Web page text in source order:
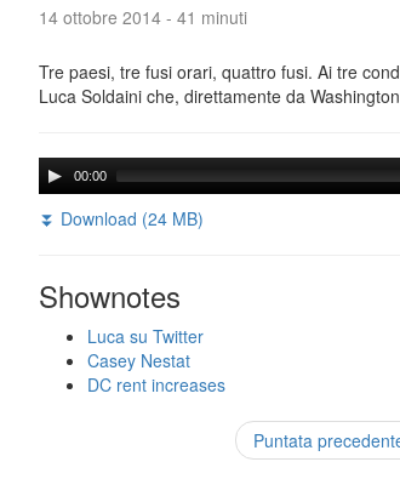
14 ottobre 2014 - 41 minuti
Tre paesi, tre fusi orari, quattro fusi. Ai tre
Luca Soldaini che, direttamente da
00:00
⏬ Download (24 MB)
Shownotes
Luca su Twitter
Casey Nestat
DC rent increases
Puntata